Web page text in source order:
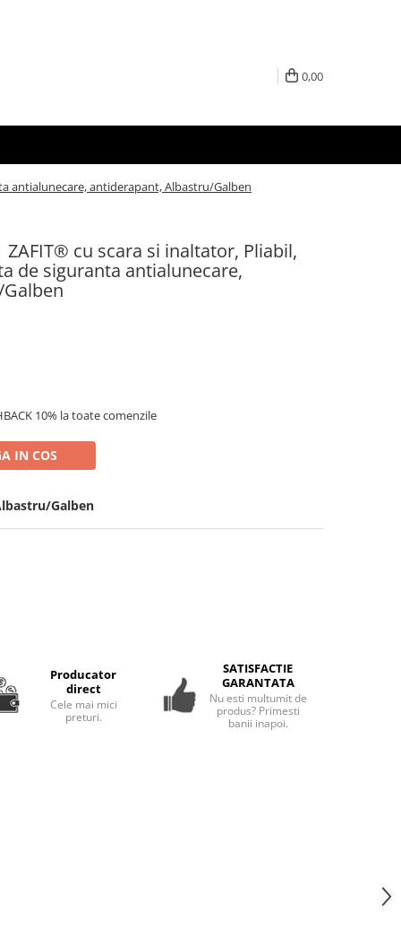
0,00
antialunecare, antiderapant, Albastru/Galben
ZAFIT® cu scara si inaltator, Pliabil,
de siguranta antialunecare,
10% la toate comenzile
IN COS
Galben
Producator
direct
Cele mai mici
preturi.
SATISFACTIE
GARANTATA
Nu esti multumit de
produs? Primesti
banii inapoi.